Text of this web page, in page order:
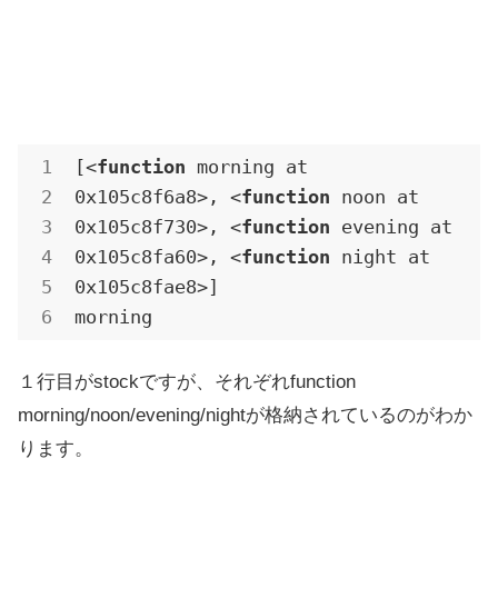
[<function morning at
0x105c8f6a8>, <function noon at
0x105c8f730>, <function evening at
0x105c8fa60>, <function night at
0x105c8fae8>]
morning
１行目がstockですが、それぞれfunction
morning/noon/evening/nightが格納されているのがわか
ります。